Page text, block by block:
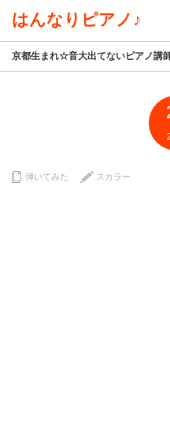
はんなりピアノ♪
京都生まれ☆音大出てないピアノ講
弾いてみた スカラー